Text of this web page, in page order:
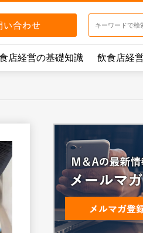
店経営の基礎知識 飲食店経